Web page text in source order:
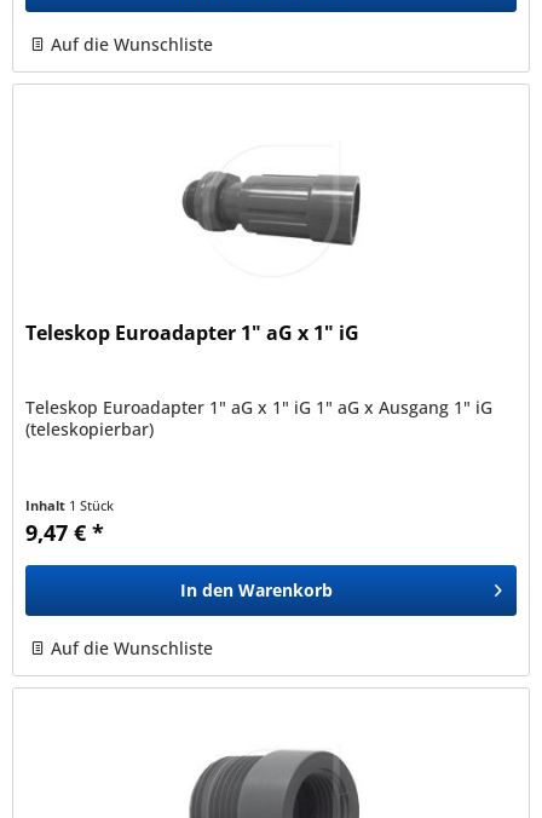
Auf die Wunschliste
Teleskop Euroadapter 1" aG x 1" iG
Teleskop Euroadapter 1" aG x 1" iG 1" aG x Ausgang 1" iG
(teleskopierbar)
Inhalt 1 Stück
9,47 € *
In den Warenkorb
Auf die Wunschliste